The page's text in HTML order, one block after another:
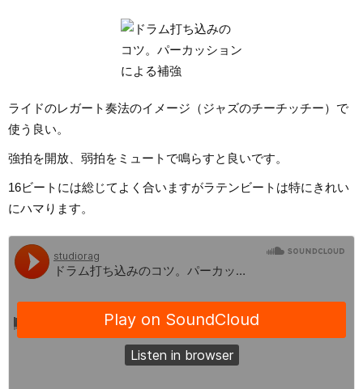
ライドのレガート奏法のイメージ（ジャズのチーチッチー）で
使う良い。
強拍を開放、弱拍をミュートで鳴らすと良いです。
16ビートには総じてよく合いますがラテンビートは特にきれい
にハマります。